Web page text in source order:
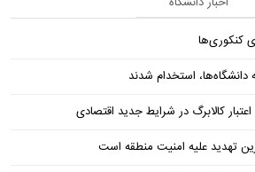
کنکوری‌ها
استخدام شدند
کالابرگ در شرایط جدید اقتصادی
تهدید علیه امنیت منطقه است